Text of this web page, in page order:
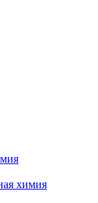
химия